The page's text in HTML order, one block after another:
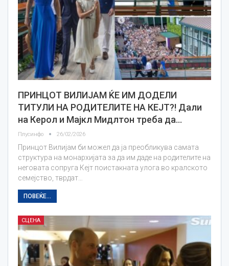
ПРИНЦОТ ВИЛИЈАМ ЌЕ ИМ ДОДЕЛИ
ТИТУЛИ НА РОДИТЕЛИТЕ НА КЕЈТ?! Дали
на Керол и Мајкл Мидлтон треба да…
Плусинфо 26/02/2026
Принцот Вилијам би можел да ја преобликува самата
структура на монархијата за да им даде на родителите на
неговата сопруга Кејт поистакната улога во кралското
семејство, тврдат…
ПОВЕЌЕ...
СЦЕНА